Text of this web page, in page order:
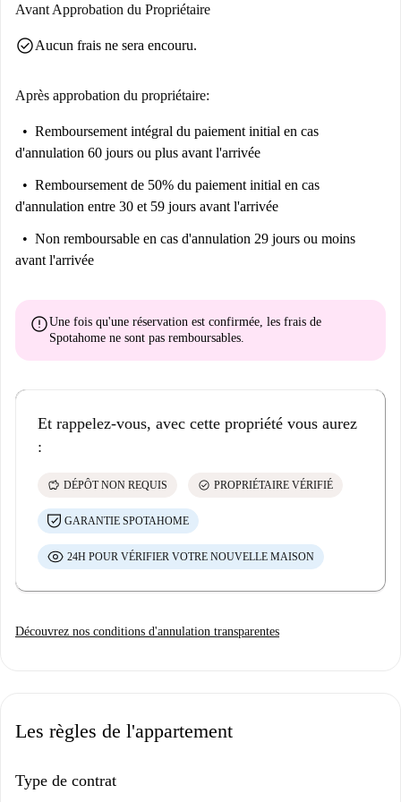
Avant Approbation du Propriétaire
check_circleAucun frais ne sera encouru.
Après approbation du propriétaire:
Remboursement intégral du paiement initial en cas
d'annulation 60 jours ou plus avant l'arrivée
Remboursement de 50% du paiement initial en cas
d'annulation entre 30 et 59 jours avant l'arrivée
Non remboursable en cas d'annulation 29 jours ou moins
avant l'arrivée
errorUne fois qu'une réservation est confirmée, les frais de
Spotahome ne sont pas remboursables.
Et rappelez-vous, avec cette propriété vous aurez
:
savings DÉPÔT NON REQUIS check_circle PROPRIÉTAIRE VÉRIFIÉ
GARANTIE SPOTAHOME
24H POUR VÉRIFIER VOTRE NOUVELLE MAISON
Découvrez nos conditions d'annulation transparentes
Les règles de l'appartement
Type de contrat